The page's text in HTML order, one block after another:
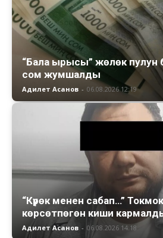
“Бала ырысы” жөлөк пулун
сом жумшалды
Адилет Асанов - 06.08.2026 12:19
“Күрөк менен сабап…”
көрсөтпөгөн киши
Адилет Асанов - 06.08.2026 14:18